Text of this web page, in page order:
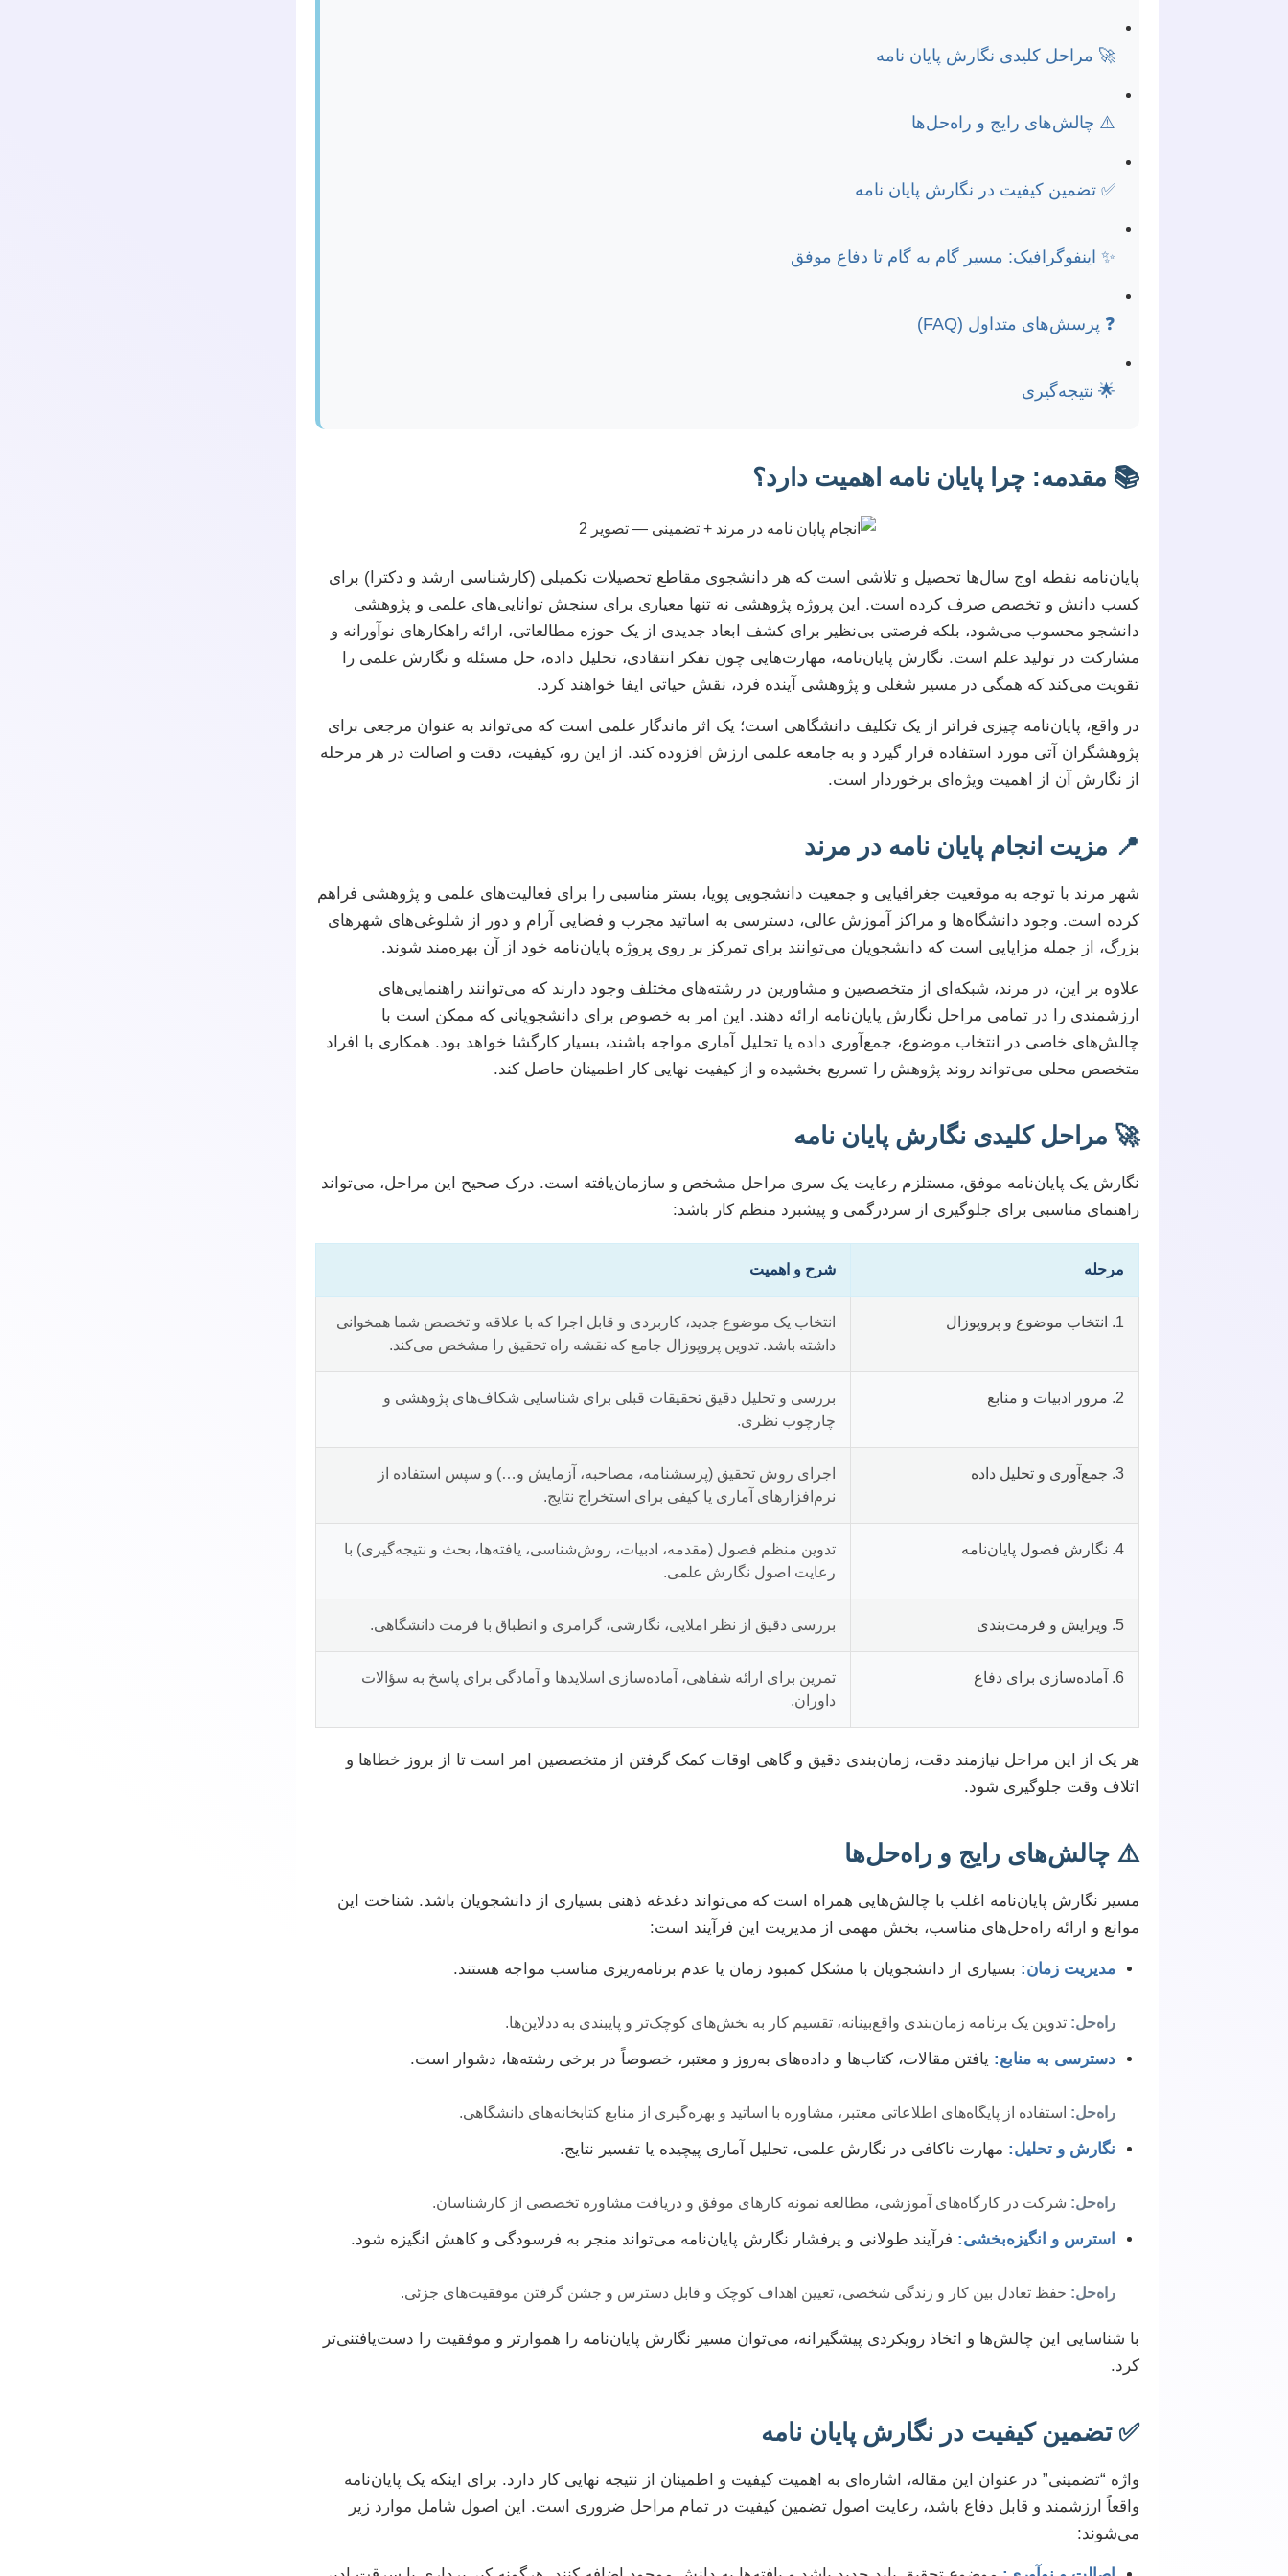
🚀 مراحل کلیدی نگارش پایان نامه
⚠️ چالش‌های رایج و راه‌حل‌ها
✅ تضمین کیفیت در نگارش پایان نامه
✨ اینفوگرافیک: مسیر گام به گام تا دفاع موفق
❓ پرسش‌های متداول (FAQ)
🌟 نتیجه‌گیری
📚 مقدمه: چرا پایان نامه اهمیت دارد؟
پایان‌نامه نقطه اوج سال‌ها تحصیل و تلاشی است که هر دانشجوی مقاطع تحصیلات تکمیلی (کارشناسی ارشد و دکترا) برای
کسب دانش و تخصص صرف کرده است. این پروژه پژوهشی نه تنها معیاری برای سنجش توانایی‌های علمی و پژوهشی
دانشجو محسوب می‌شود، بلکه فرصتی بی‌نظیر برای کشف ابعاد جدیدی از یک حوزه مطالعاتی، ارائه راهکارهای نوآورانه و
مشارکت در تولید علم است. نگارش پایان‌نامه، مهارت‌هایی چون تفکر انتقادی، تحلیل داده، حل مسئله و نگارش علمی را
تقویت می‌کند که همگی در مسیر شغلی و پژوهشی آینده فرد، نقش حیاتی ایفا خواهند کرد.
در واقع، پایان‌نامه چیزی فراتر از یک تکلیف دانشگاهی است؛ یک اثر ماندگار علمی است که می‌تواند به عنوان مرجعی برای
پژوهشگران آتی مورد استفاده قرار گیرد و به جامعه علمی ارزش افزوده کند. از این رو، کیفیت، دقت و اصالت در هر مرحله
از نگارش آن از اهمیت ویژه‌ای برخوردار است.
📍 مزیت انجام پایان نامه در مرند
شهر مرند با توجه به موقعیت جغرافیایی و جمعیت دانشجویی پویا، بستر مناسبی را برای فعالیت‌های علمی و پژوهشی فراهم
کرده است. وجود دانشگاه‌ها و مراکز آموزش عالی، دسترسی به اساتید مجرب و فضایی آرام و دور از شلوغی‌های شهرهای
بزرگ، از جمله مزایایی است که دانشجویان می‌توانند برای تمرکز بر روی پروژه پایان‌نامه خود از آن بهره‌مند شوند.
علاوه بر این، در مرند، شبکه‌ای از متخصصین و مشاورین در رشته‌های مختلف وجود دارند که می‌توانند راهنمایی‌های
ارزشمندی را در تمامی مراحل نگارش پایان‌نامه ارائه دهند. این امر به خصوص برای دانشجویانی که ممکن است با
چالش‌های خاصی در انتخاب موضوع، جمع‌آوری داده یا تحلیل آماری مواجه باشند، بسیار کارگشا خواهد بود. همکاری با افراد
متخصص محلی می‌تواند روند پژوهش را تسریع بخشیده و از کیفیت نهایی کار اطمینان حاصل کند.
🚀 مراحل کلیدی نگارش پایان نامه
نگارش یک پایان‌نامه موفق، مستلزم رعایت یک سری مراحل مشخص و سازمان‌یافته است. درک صحیح این مراحل، می‌تواند
راهنمای مناسبی برای جلوگیری از سردرگمی و پیشبرد منظم کار باشد:
مرحله شرح و اهمیت
1. انتخاب موضوع و پروپوزال
انتخاب یک موضوع جدید، کاربردی و قابل اجرا که با علاقه و تخصص شما همخوانی
داشته باشد. تدوین پروپوزال جامع که نقشه راه تحقیق را مشخص می‌کند.
2. مرور ادبیات و منابع
بررسی و تحلیل دقیق تحقیقات قبلی برای شناسایی شکاف‌های پژوهشی و
چارچوب نظری.
3. جمع‌آوری و تحلیل داده
اجرای روش تحقیق (پرسشنامه، مصاحبه، آزمایش و…) و سپس استفاده از
نرم‌افزارهای آماری یا کیفی برای استخراج نتایج.
4. نگارش فصول پایان‌نامه
تدوین منظم فصول (مقدمه، ادبیات، روش‌شناسی، یافته‌ها، بحث و نتیجه‌گیری) با
رعایت اصول نگارش علمی.
5. ویرایش و فرمت‌بندی بررسی دقیق از نظر املایی، نگارشی، گرامری و انطباق با فرمت دانشگاهی.
6. آماده‌سازی برای دفاع
تمرین برای ارائه شفاهی، آماده‌سازی اسلایدها و آمادگی برای پاسخ به سؤالات
داوران.
هر یک از این مراحل نیازمند دقت، زمان‌بندی دقیق و گاهی اوقات کمک گرفتن از متخصصین امر است تا از بروز خطاها و
اتلاف وقت جلوگیری شود.
⚠️ چالش‌های رایج و راه‌حل‌ها
مسیر نگارش پایان‌نامه اغلب با چالش‌هایی همراه است که می‌تواند دغدغه ذهنی بسیاری از دانشجویان باشد. شناخت این
موانع و ارائه راه‌حل‌های مناسب، بخش مهمی از مدیریت این فرآیند است:
مدیریت زمان: بسیاری از دانشجویان با مشکل کمبود زمان یا عدم برنامه‌ریزی مناسب مواجه هستند.
راه‌حل: تدوین یک برنامه زمان‌بندی واقع‌بینانه، تقسیم کار به بخش‌های کوچک‌تر و پایبندی به ددلاین‌ها.
دسترسی به منابع: یافتن مقالات، کتاب‌ها و داده‌های به‌روز و معتبر، خصوصاً در برخی رشته‌ها، دشوار است.
راه‌حل: استفاده از پایگاه‌های اطلاعاتی معتبر، مشاوره با اساتید و بهره‌گیری از منابع کتابخانه‌های دانشگاهی.
نگارش و تحلیل: مهارت ناکافی در نگارش علمی، تحلیل آماری پیچیده یا تفسیر نتایج.
راه‌حل: شرکت در کارگاه‌های آموزشی، مطالعه نمونه کارهای موفق و دریافت مشاوره تخصصی از کارشناسان.
استرس و انگیزه‌بخشی: فرآیند طولانی و پرفشار نگارش پایان‌نامه می‌تواند منجر به فرسودگی و کاهش انگیزه شود.
راه‌حل: حفظ تعادل بین کار و زندگی شخصی، تعیین اهداف کوچک و قابل دسترس و جشن گرفتن موفقیت‌های جزئی.
با شناسایی این چالش‌ها و اتخاذ رویکردی پیشگیرانه، می‌توان مسیر نگارش پایان‌نامه را هموارتر و موفقیت را دست‌یافتنی‌تر
کرد.
✅ تضمین کیفیت در نگارش پایان نامه
واژه “تضمینی” در عنوان این مقاله، اشاره‌ای به اهمیت کیفیت و اطمینان از نتیجه نهایی کار دارد. برای اینکه یک پایان‌نامه
واقعاً ارزشمند و قابل دفاع باشد، رعایت اصول تضمین کیفیت در تمام مراحل ضروری است. این اصول شامل موارد زیر
می‌شوند: